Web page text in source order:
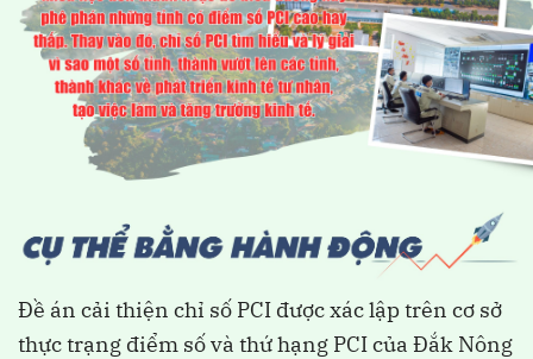
Đề án cải thiện chỉ số PCI được xác lập trên cơ sở
thực trạng điểm số và thứ hạng PCI của Đắk Nông